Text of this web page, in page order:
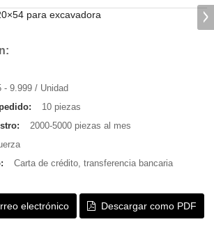
- 9.999 / Unidad
10 piezas
2000-5000 piezas al mes
Carta de crédito, transferencia bancaria
electrónico Descargar como PDF